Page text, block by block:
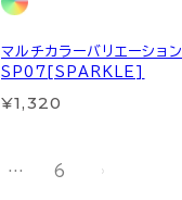
マルチカラーバリエーション
SP07[SPARKLE]
¥1,320
… 6